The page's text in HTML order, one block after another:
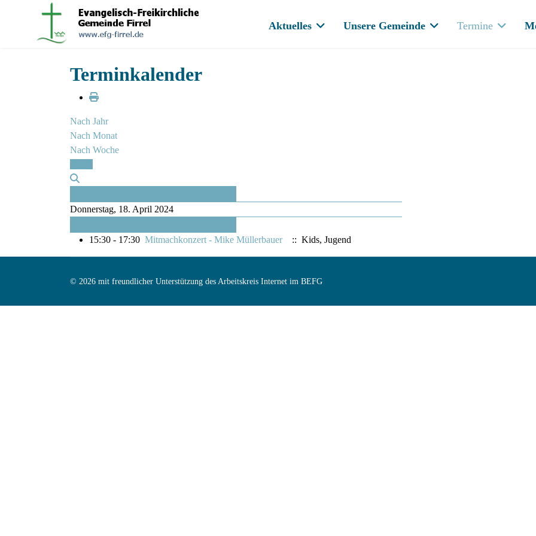
Aktuelles Unsere Gemeinde Termine
Terminkalender
Nach Jahr
Nach Monat
Nach Woche
Donnerstag, 18. April 2024
15:30 - 17:30 Mitmachkonzert - Mike Müllerbauer :: Kids, Jugend
© 2026 mit freundlicher Unterstützung des Arbeitskreis Internet im BEFG